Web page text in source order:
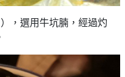
，選用牛坑腩，經過灼